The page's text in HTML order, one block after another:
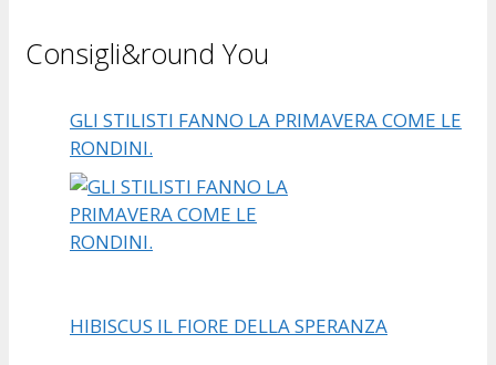
Consigli&round You
GLI STILISTI FANNO LA PRIMAVERA COME LE
RONDINI.
HIBISCUS IL FIORE DELLA SPERANZA